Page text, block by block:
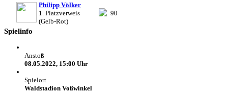
Philipp Völker
1. Platzverweis
(Gelb-Rot)
90
Spielinfo
Anstoß
08.05.2022, 15:00 Uhr
Spielort
Waldstadion Voßwinkel